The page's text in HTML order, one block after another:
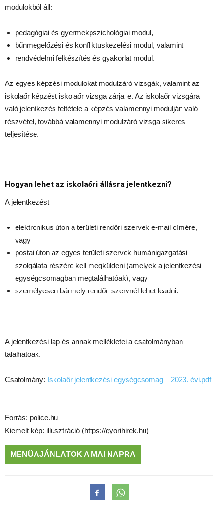
modulokból áll:
pedagógiai és gyermekpszichológiai modul,
bűnmegelőzési és konfliktuskezelési modul, valamint
rendvédelmi felkészítés és gyakorlat modul.
Az egyes képzési modulokat modulzáró vizsgák, valamint az
iskolaőr képzést iskolaőr vizsga zárja le. Az iskolaőr vizsgára
való jelentkezés feltétele a képzés valamennyi modulján való
részvétel, továbbá valamennyi modulzáró vizsga sikeres
teljesítése.
Hogyan lehet az iskolaőri állásra jelentkezni?
A jelentkezést
elektronikus úton a területi rendőri szervek e-mail címére,
vagy
postai úton az egyes területi szervek humánigazgatási
szolgálata részére kell megküldeni (amelyek a jelentkezési
egységcsomagban megtalálhatóak), vagy
személyesen bármely rendőri szervnél lehet leadni.
A jelentkezési lap és annak mellékletei a csatolmányban
találhatóak.
Csatolmány: Iskolaőr jelentkezési egységcsomag – 2023. évi.pdf
Forrás: police.hu
Kiemelt kép: illusztráció (https://gyorihirek.hu)
MENÜAJÁNLATOK A MAI NAPRA